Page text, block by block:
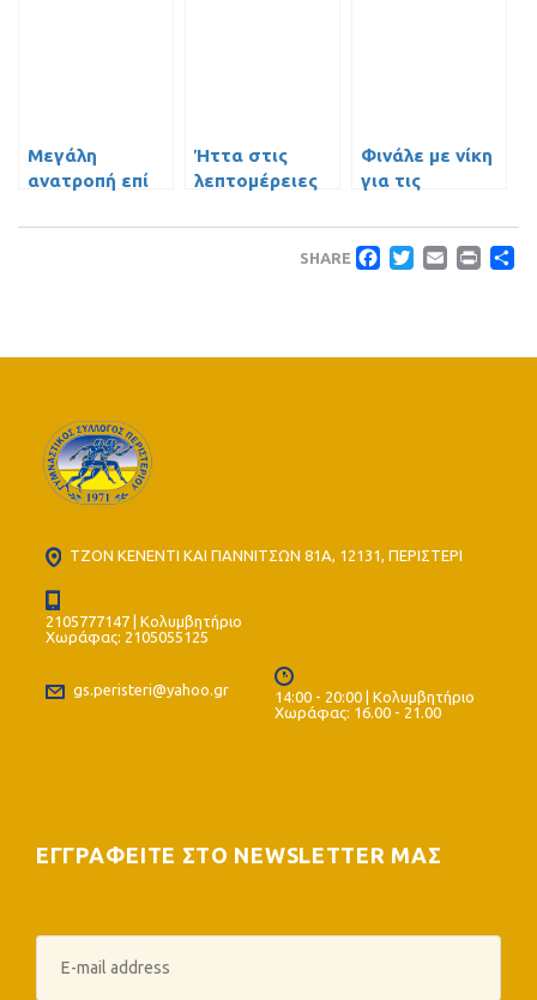
Μεγάλη
ανατροπή επί
αήττητοι οι
Ήττα στις
λεπτομέρειες
Κορασίδες
Φινάλε με νίκη
για τις
SHARE
ΤΖΟΝ ΚΕΝΕΝΤΙ ΚΑΙ ΓΙΑΝΝΙΤΣΩΝ 81Α, 12131, ΠΕΡΙΣΤΕΡΙ
2105777147 | Κολυμβητήριο
Χωράφας: 2105055125
gs.peristeri@yahoo.gr
14:00 - 20:00 | Κολυμβητήριο
Χωράφας: 16.00 - 21.00
ΕΓΓΡΑΦΕΙΤΕ ΣΤΟ NEWSLETTER ΜΑΣ